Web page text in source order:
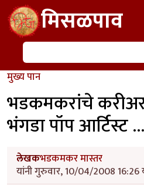
Skip to main contentमिसळपाव
शोध
मुख्य पान
भडकमकरांचे
भंगडा पॉप आर्टिस्ट
लेखकभडकमकर मास्तर
यांनी गुरुवार, 10/04/2008 16:26